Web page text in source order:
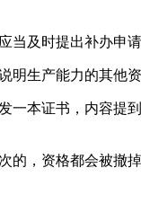
当及时提出补办申请
生产能力的其他
本证书，内容
，资格都会被撤